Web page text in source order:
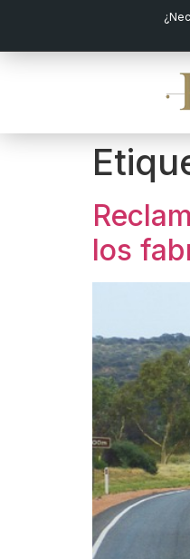
los